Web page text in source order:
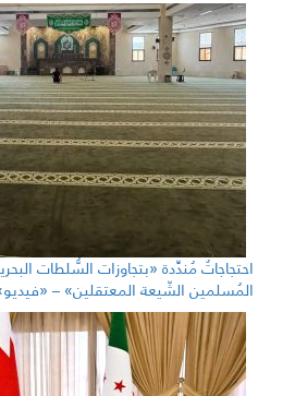
احتجاجاتٌ مُندِّدة «بتجاوزات السُّلطات
المُسلمين الشّيعة المعتقلين» – «فيديو»